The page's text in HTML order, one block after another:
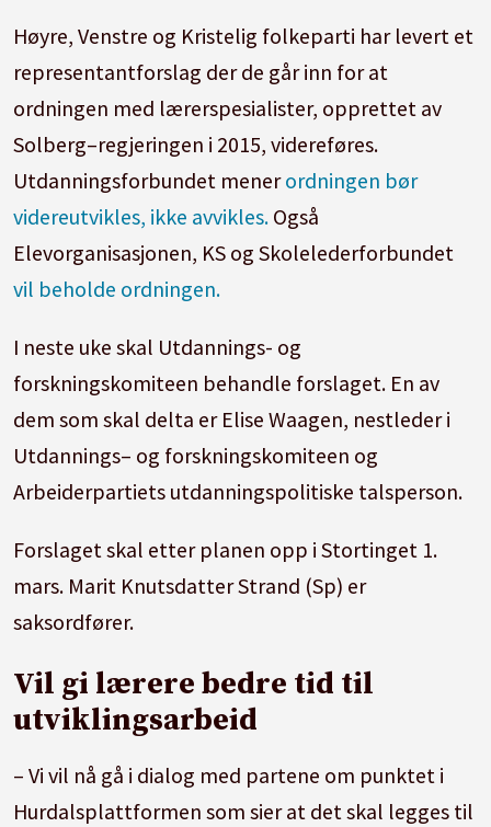
Høyre, Venstre og Kristelig folkeparti har levert et
representantforslag der de går inn for at
ordningen med lærerspesialister, opprettet av
Solberg–regjeringen i 2015, videreføres.
Utdanningsforbundet menerordningen bør
videreutvikles, ikke avvikles. Også
Elevorganisasjonen, KS og Skolelederforbundet
vil beholde ordningen.
I neste uke skal Utdannings- og
forskningskomiteen behandle forslaget. En av
dem som skal delta er Elise Waagen, nestleder i
Utdannings– og forskningskomiteen og
Arbeiderpartiets utdanningspolitiske talsperson.
Forslaget skal etter planen opp i Stortinget 1.
mars. Marit Knutsdatter Strand (Sp) er
saksordfører.
Vil gi lærere bedre tid til
utviklingsarbeid
– Vi vil nå gå i dialog med partene om punktet i
Hurdalsplattformen som sier at det skal legges til